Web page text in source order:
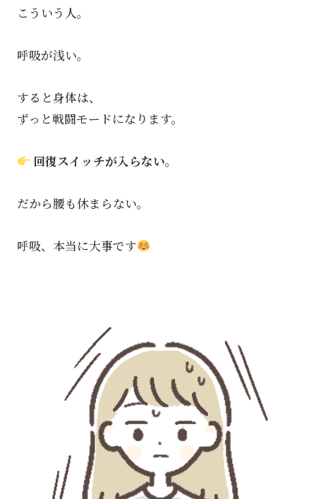
こういう人。
呼吸が浅い。
すると身体は、
ずっと戦闘モードになります。
回復スイッチが入らない。
だから腰も休まらない。
呼吸、本当に大事です